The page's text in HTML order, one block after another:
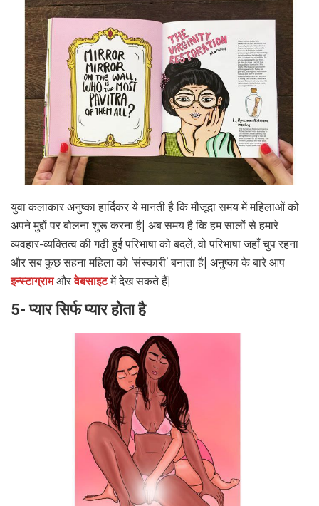
युवा कलाकार अनुष्का हार्दिकर ये मानती है कि मौजूदा समय में महिलाओं को
अपने मुद्दों पर बोलना शुरू करना है| अब समय है कि हम सालों से हमारे
व्यवहार-व्यक्तित्व की गढ़ी हुई परिभाषा को बदलें, वो परिभाषा जहाँ चुप रहना
और सब कुछ सहना महिला को ‘संस्कारी’ बनाता है| अनुष्का के बारे आप
इन्स्टाग्राम औरवेबसाइटमें देख सकते हैं|
5- प्यार सिर्फ प्यार होता है